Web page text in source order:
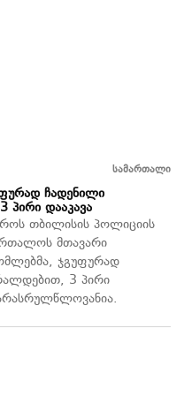
სამართალი
ჩადენილი
დააკავა
თბილისის პოლიციის
მთავარი
ჯგუფურად
3 პირი